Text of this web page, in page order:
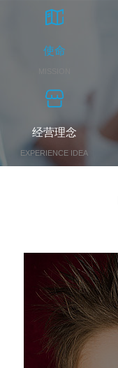
使命
经营理念
EXPERIENCE IDEA